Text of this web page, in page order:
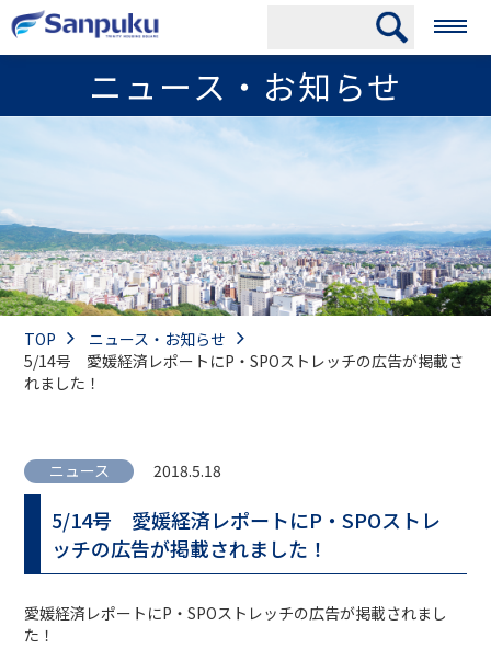
ニュース・お知らせ
TOP
ニュース・お知らせ
5/14号 愛媛経済レポートにP・SPOストレッチの広告が掲載さ
れました！
ニュース 2018.5.18
5/14号 愛媛経済レポートにP・SPOストレ
ッチの広告が掲載されました！
愛媛経済レポートにP・SPOストレッチの広告が掲載されまし
た！